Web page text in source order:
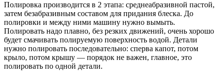
Полировка производится в 2 этапа: среднеабразивной пастой,
затем безабразивным составом для придания блеска. До
полировки и между ними машину нужно вымыть.
Полировать надо плавно, без резких движений, очень хорошо
будет смачивать полируемую поверхность водой. Детали
нужно полировать последовательно: сперва капот, потом
крыло, потом крышу — порядок не важен, главное, это
полировать по одной детали.